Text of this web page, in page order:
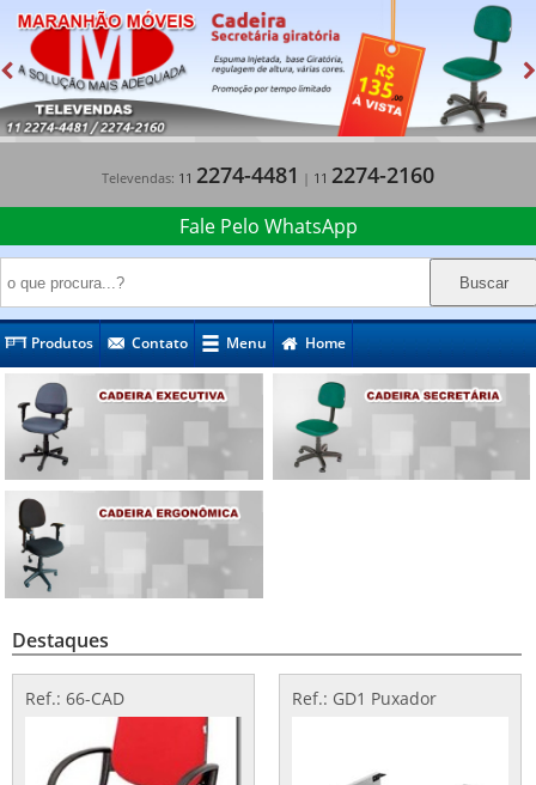
Televendas: 11 2274-4481 | 11 2274-2160
Fale Pelo WhatsApp
Produtos Contato Menu Home
Destaques
Ref.: 66-CAD Ref.: GD1 Puxador